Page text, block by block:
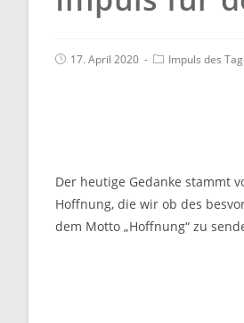
17. April 2020 Impuls des
Der heutige Gedanke stammt
Hoffnung, die wir ob des
dem Motto „Hoffnung“ zu